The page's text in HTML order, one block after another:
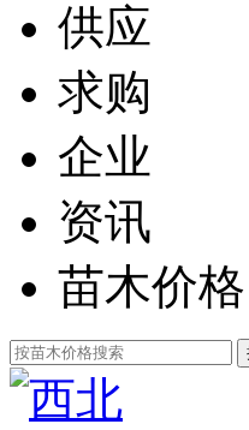
供应
求购
企业
资讯
苗木价格